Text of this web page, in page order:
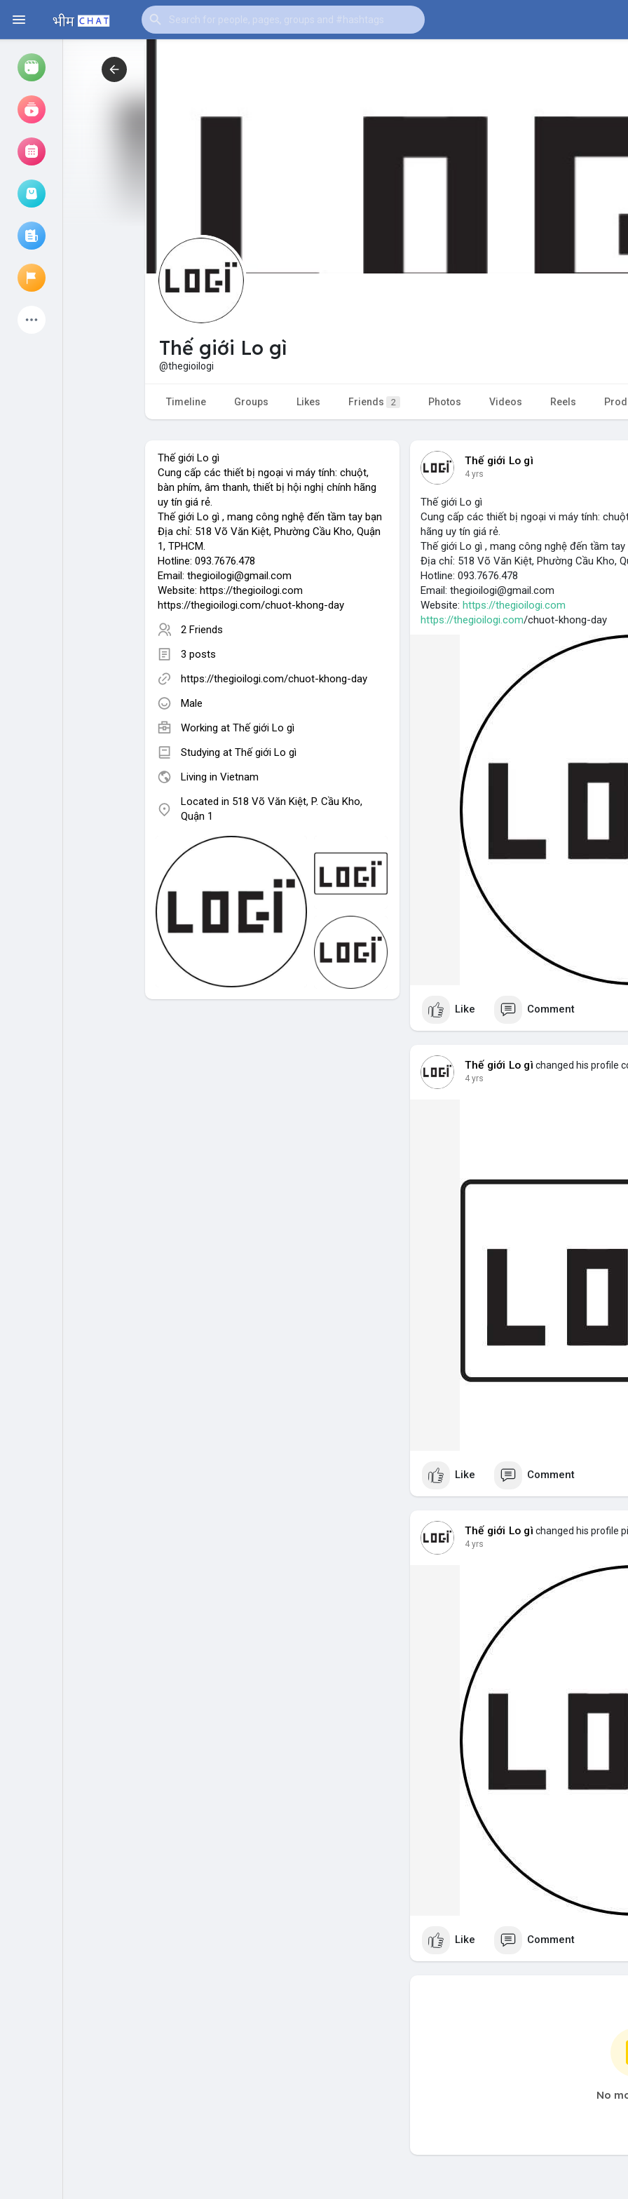
Liked Pages
Explore
Games
Offers
Thế giới Lo gì
@thegioilogi
Timeline Groups Likes Friends 2 Photos Videos Reels
Thế giới Lo gì
Cung cấp các thiết bị ngoại vi máy tính: chuột,
bàn phím, âm thanh, thiết bị hội nghị chính hãng
uy tín giá rẻ.
Thế giới Lo gì , mang công nghệ đến tầm tay bạn
Địa chỉ: 518 Võ Văn Kiệt, Phường Cầu Kho, Quận
1, TPHCM.
Hotline: 093.7676.478
Email: thegioilogi@gmail.com
Website: https://thegioilogi.com
https://thegioilogi.com/chuot-khong-day
2 Friends
3 posts
https://thegioilogi.com/chuot-khong-day
Male
Working at Thế giới Lo gì
Studying at Thế giới Lo gì
Living in Vietnam
Located in 518 Võ Văn Kiệt, P. Cầu Kho,
Quận 1
Thế giới Lo gì
4 yrs
Thế giới Lo gì
Cung cấp các thiết bị ngoại vi máy tính:
hãng uy tín giá rẻ.
Thế giới Lo gì , mang công nghệ đến tầm tay
Địa chỉ: 518 Võ Văn Kiệt, Phường Cầu Kho,
Hotline: 093.7676.478
Email: thegioilogi@gmail.com
Website: https://thegioilogi.com
https://thegioilogi.com/chuot-khong-day
Like Comment
Thế giới Lo gì changed his profile
4 yrs
Like Comment
Thế giới Lo gì changed his profile
4 yrs
Like Comment
No